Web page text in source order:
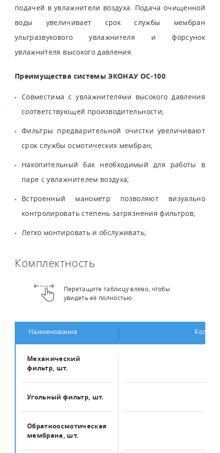
подачей в увлажнители воздуха. Подача очищенной
воды увеличивает срок службы мембран
ультразвукового увлажнителя и форсунок
увлажнителя высокого давления.
Преимущества системы ЭКОНАУ ОС-100
Совместима с увлажнителями высокого давления
соответствующей производительности;
Фильтры предварительной очистки увеличивают
срок службы осмотических мембран;
Накопительный бак необходимый для работы в
паре с увлажнителем воздуха;
Встроенный манометр позволяют визуально
контролировать степень загрязнения фильтров;
Легко монтировать и обслуживать;
Комплектность
Перетащите таблицу влево, чтобы
увидеть её полностью
Наименование
Механический
фильтр, шт.
Угольный фильтр, шт.
Обратноосмотическая
мембрана, шт.